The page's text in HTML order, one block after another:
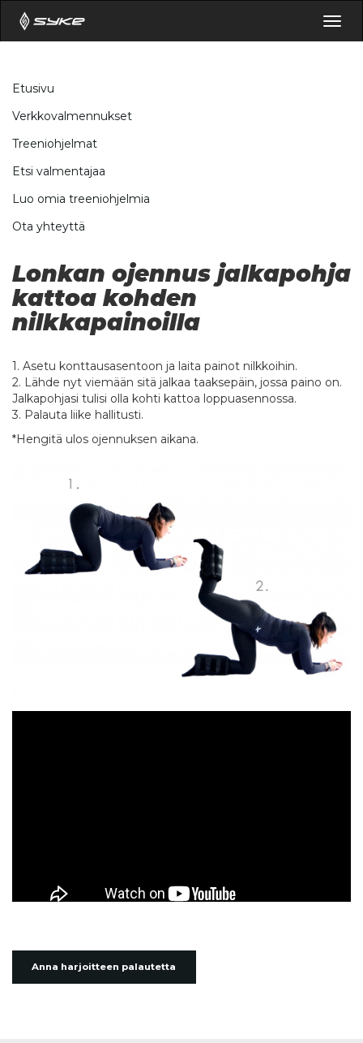
Etusivu
Verkkovalmennukset
Treeniohjelmat
Etsi valmentajaa
Luo omia treeniohjelmia
Ota yhteyttä
Lonkan ojennus jalkapohja
kattoa kohden
nilkkapainoilla
1. Asetu konttausasentoon ja laita painot nilkkoihin.
2. Lähde nyt viemään sitä jalkaa taaksepäin, jossa paino on.
Jalkapohjasi tulisi olla kohti kattoa loppuasennossa.
3. Palauta liike hallitusti.
*Hengitä ulos ojennuksen aikana.
Anna harjoitteen palautetta